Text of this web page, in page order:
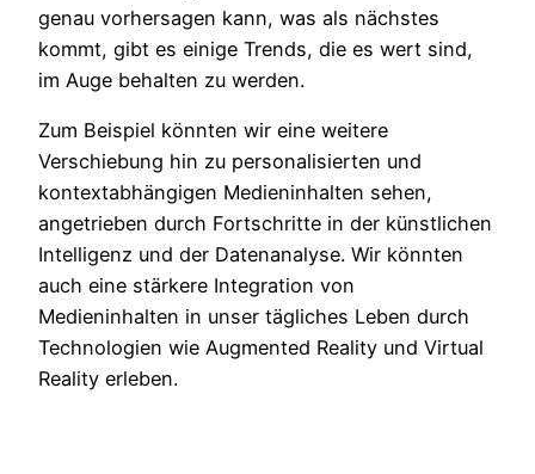
genau vorhersagen kann, was als nächstes
kommt, gibt es einige Trends, die es wert sind,
im Auge behalten zu werden.
Zum Beispiel könnten wir eine weitere
Verschiebung hin zu personalisierten und
kontextabhängigen Medieninhalten sehen,
angetrieben durch Fortschritte in der künstlichen
Intelligenz und der Datenanalyse. Wir könnten
auch eine stärkere Integration von
Medieninhalten in unser tägliches Leben durch
Technologien wie Augmented Reality und Virtual
Reality erleben.